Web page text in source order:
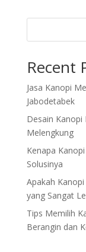
Recent
Jasa Kanopi
Jabodetabek
Desain Kanopi
Melengkung
Kenapa
Solusinya
Apakah
yang Sangat
Tips Memilih
Berangin dan